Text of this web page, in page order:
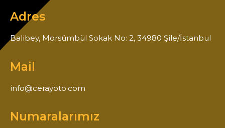
Adres
Balibey, Morsümbül Sokak No: 2, 34980 Şile/İstanbul
Mail
info@cerayoto.com
Numaralarımız